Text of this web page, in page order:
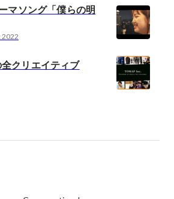
マソング「僕らの明
2022
クリエイティブ